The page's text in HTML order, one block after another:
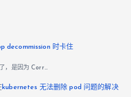
decommission 时卡住
，是因为 Corr…
kubernetes 无法删除 pod 问题的解决